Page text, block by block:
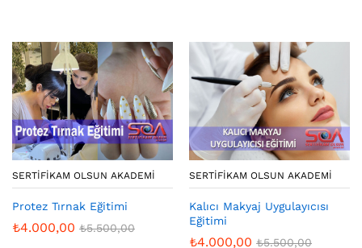
SERTIFIKAM OLSUN AKADEMI
Protez Tırnak Eğitimi
₺4.000,00 ₺5.500,00
SERTIFIKAM OLSUN AKADEMI
Kalıcı Makyaj Uygulayıcısı
Eğitimi
₺4.000,00 ₺5.500,00